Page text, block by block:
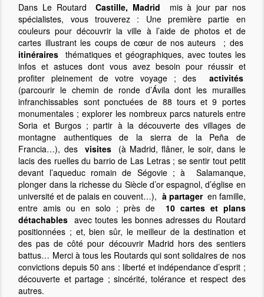
Dans Le Routard Castille, Madrid mis à jour par nos
spécialistes, vous trouverez : Une première partie en
couleurs pour découvrir la ville à l’aide de photos et de
cartes illustrant les coups de cœur de nos auteurs ; des
itinéraires thématiques et géographiques, avec toutes les
infos et astuces dont vous avez besoin pour réussir et
profiter pleinement de votre voyage ; desactivités
(parcourir le chemin de ronde d’Ávila dont les murailles
infranchissables sont ponctuées de 88 tours et 9 portes
monumentales ; explorer les nombreux parcs naturels entre
Soria et Burgos ; partir à la découverte des villages de
montagne authentiques de la sierra de la Peña de
Francia…), desvisites(à Madrid, flâner, le soir, dans le
lacis des ruelles du barrio de Las Letras ; se sentir tout petit
devant l’aqueduc romain de Ségovie ; à Salamanque,
plonger dans la richesse du Siècle d’or espagnol, d’église en
université et de palais en couvent…), à partageren famille,
entre amis ou en solo ; près de 10 cartes et plans
détachables avec toutes les bonnes adresses du Routard
positionnées ; et, bien sûr, le meilleur de la destination et
des pas de côté pour découvrir Madrid hors des sentiers
battus… Merci à tous les Routards qui sont solidaires de nos
convictions depuis 50 ans : liberté et indépendance d’esprit ;
découverte et partage ; sincérité, tolérance et respect des
autres.